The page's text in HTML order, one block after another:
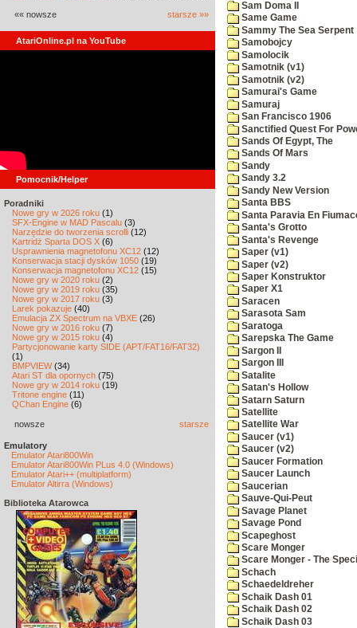
«« nowsze starsze »»
AtariOnline.pl na YouTube
Pomocnik/Helper
Poradniki
Nowe gry w 2026 roku (1)
SFX-Engine w MAD Pascalu (3)
Narzędzie do tworzenia scrolli (12)
Kartridż Sparta DOS X (6)
Usprawnienia magnetofonu XC12 (12)
Konserwacja stacji dysków 1050 (19)
Konserwacja magnetofonu XC12 (15)
Nowe gry w 2020 roku (2)
Nowe gry w 2019 roku (35)
Nowe gry w 2017 roku (3)
Larek pokazuje (40)
Emulacja ZX Spectrum na VBXE (26)
Nowe gry w 2016 roku (7)
Nowe gry w 2015 roku (4)
Partycjonowanie karty SIDE (APT/FAT16/FAT32)
(1)
BMPVIEW(34)
Atari ST dla opornych (75)
Nowe gry w 2014 roku (19)
Tritone engine (11)
QChan Engine (6)
nowsze starsze
Emulatory
Emulator Atari800Win
Emulator Atari800Win PLus 4.0 (Windows)
Emulator Atari++ (multiplatform)
Emulator Altirra (Windows)
Biblioteka Atarowca
Sam Doma II
Same Game
Sammy The Sea Serpent
Samobojcy
Samolocik
Samotnik (v1)
Samotnik (v2)
Samurai's Game
Samuraj
San Francisco 1906
Sanctified Quest For
Sands Of Egypt, The
Sands Of Mars
Sandy
Sandy 3.2
Sandy New Version
Santa BBS
Santa Paravia En
Santa's Grotto
Santa's Revenge
Saper (v1)
Saper (v2)
Saper Konstruktor
Saper X1
Saracen
Sarasota Sam
Saratoga
Sarepska The Game
Sargon II
Sargon III
Satalite
Satan's Hollow
Satarn Saturn
Satellite
Satellite War
Saucer (v1)
Saucer (v2)
Saucer Formation
Saucer Launch
Saucerian
Sauve-Qui-Peut
Savage Planet
Savage Pond
Scapeghost
Scare Monger
Scare Monger - The
Schach
Schaedeldreher
Schaik Dash 01
Schaik Dash 02
Schaik Dash 03